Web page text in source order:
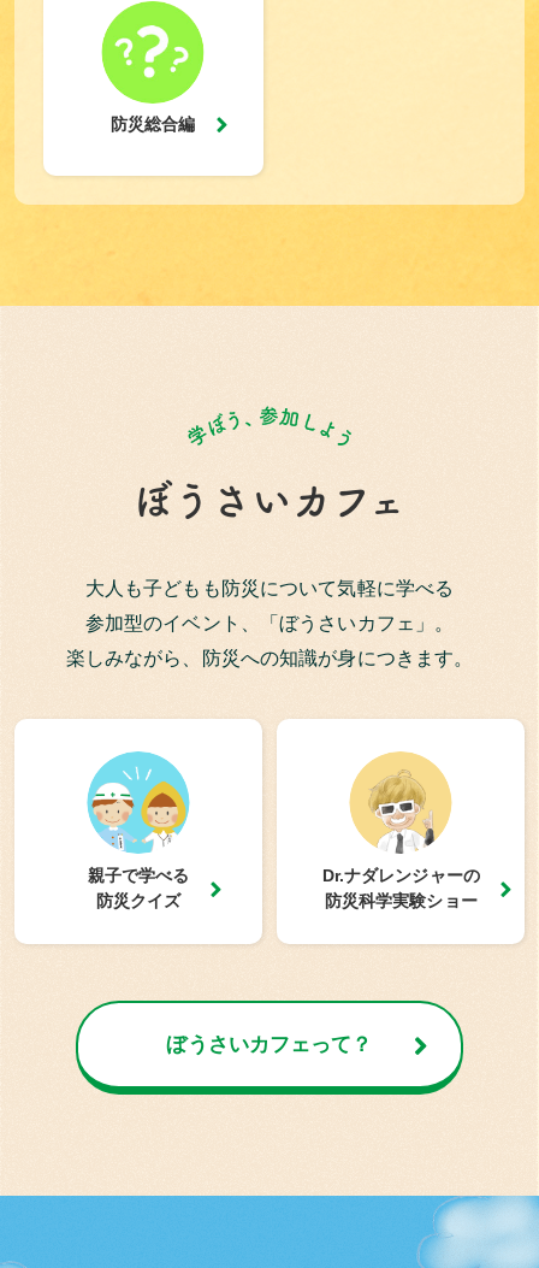
防災総合編
ぼうさいカフェ
大人も子どもも防災について気軽に学べる
参加型のイベント、「ぼうさいカフェ」。
楽しみながら、防災への知識が身につきます。
親子で学べる
防災クイズ
Dr.ナダレンジャーの
防災科学実験ショー
ぼうさいカフェって？